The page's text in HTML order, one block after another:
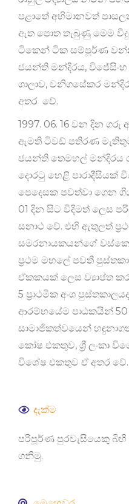
පළාතේ අභිමානවත්
ඇත පොත තැබුණු මෙම
ටිකෙන් ටික සම්පූර්ණ
ජයන්ති මන්දිරය,
ශාලාව, වනිගසේකර
අතර වේ.
1997. 06. 16 වන දින ගරු
ඇමති ටිවඩ් පතිරණ
ජයන්ති තෙමහල් මන්දිරය
දොරටු හෙළි පාරාදීසියක්
පෙදෙසක පවත්වා ගෙන
01 දින සිට විදිමත් ලෙස
සනාථ වේ. එහි ඇතුලත්
සමරනායකයන්ගේ
ප්‍රථම මහලේ පවතී
ඒකකයක් ලෙස ව්‍යාප්ත කර
5 ප්‍රාථමික අංශ
ආරම්භයේම පාඨකයින්
සාමාජිකත්වයෙන්
කෝෂ එකතුව, ශ්‍රී ලංකා
විශේෂ එකතුව ඒ අතර වේ.
දැක්ම
පරිපූර්ණ පුරවැසියෙකු බිහි
ගනිමු.